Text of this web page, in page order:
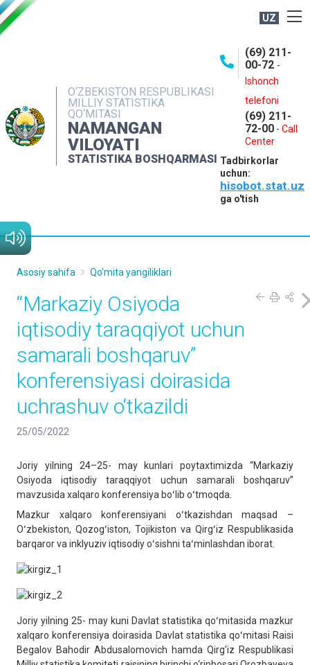
UZ
O‘ZBEKISTON RESPUBLIKASI
MILLIY STATISTIKA
QO‘MITASI
NAMANGAN
VILOYATI
STATISTIKA BOSHQARMASI
(69) 211-
00-72 -
Ishonch
telefoni
(69) 211-
72-00 - Call
Center
Tadbirkorlar
uchun:
hisobot.stat.uz
ga o'tish
NASHRLAR
INTERAKTIV XIZMATLAR
MATBUOT XIZMATI
MUROJAATLAR
Asosiy sahifa Qo'mita yangiliklari
“Markaziy Osiyoda
iqtisodiy taraqqiyot uchun
samarali boshqaruv”
konferensiyasi doirasida
uchrashuv o‘tkazildi
25/05/2022
Joriy yilning 24–25- may kunlari poytaxtimizda “Markaziy
Osiyoda iqtisodiy taraqqiyot uchun samarali boshqaruv”
mavzusida xalqaro konferensiya boʻlib oʻtmoqda.
Mazkur xalqaro konferensiyani oʻtkazishdan maqsad –
Oʻzbekiston, Qozogʻiston, Tojikiston va Qirgʻiz Respublikasida
barqaror va inklyuziv iqtisodiy oʻsishni taʻminlashdan iborat.
Joriy yilning 25- may kuni Davlat statistika qoʻmitasida mazkur
xalqaro konferensiya doirasida Davlat statistika qoʻmitasi Raisi
Begalov Bahodir Abdusalomovich hamda Qirg’iz Respublikasi